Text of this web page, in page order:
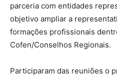
parceria com entidades
objetivo ampliar a
formações profissionais
Cofen/Conselhos Regionais.
Participaram das reuniões o